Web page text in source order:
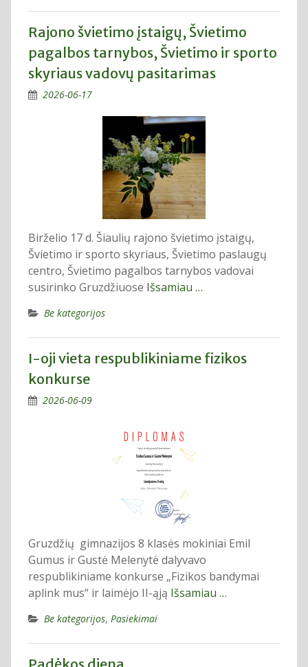
Rajono švietimo įstaigų, Švietimo
pagalbos tarnybos, Švietimo ir sporto
skyriaus vadovų pasitarimas
2026-06-17
Birželio 17 d. Šiaulių rajono švietimo įstaigų,
Švietimo ir sporto skyriaus, Švietimo paslaugų
centro, Švietimo pagalbos tarnybos vadovai
susirinko Gruzdžiuose Išsamiau …
Be kategorijos
I-oji vieta respublikiniame fizikos
konkurse
2026-06-09
Gruzdžių gimnazijos 8 klasės mokiniai Emil
Gumus ir Gustė Melenytė dalyvavo
respublikiniame konkurse „Fizikos bandymai
aplink mus“ ir laimėjo II-ąją Išsamiau …
Be kategorijos, Pasiekimai